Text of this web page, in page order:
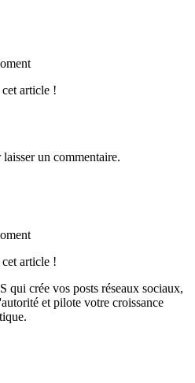
article !
un commentaire.
article !
qui crée vos posts réseaux sociaux,
et pilote votre croissance